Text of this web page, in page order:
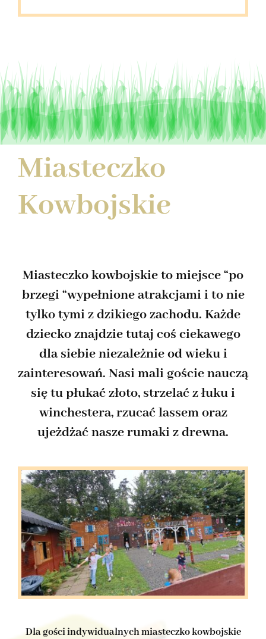
Miasteczko
Kowbojskie
Miasteczko kowbojskie to miejsce “po
brzegi “wypełnione atrakcjami i to nie
tylko tymi z dzikiego zachodu. Każde
dziecko znajdzie tutaj coś ciekawego
dla siebie niezależnie od wieku i
zainteresowań. Nasi mali goście nauczą
się tu płukać złoto, strzelać z łuku i
winchestera, rzucać lassem oraz
ujeżdżać nasze rumaki z drewna.
Dla gości indywidualnych miasteczko kowbojskie